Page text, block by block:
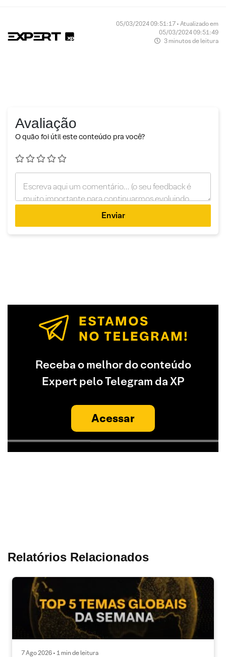
05/03/2024 09:51:17 • Atualizado em
05/03/2024 09:51:49
3 minutos de leitura
Avaliação
O quão foi útil este conteúdo pra você?
Enviar
Receba o melhor do conteúdo
Expert pelo Telegram da XP
Acessar
Relatórios Relacionados
7 Ago 2026 • 1 min de leitura